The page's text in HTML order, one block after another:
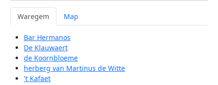
Waregem Map
Bar Hermanos
De Klauwaert
de Koornbloeme
herberg van Martinus de Witte
't Kafaet